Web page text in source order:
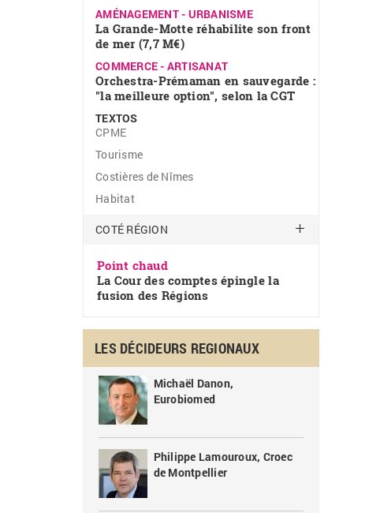
AMÉNAGEMENT - URBANISME
La Grande-Motte réhabilite son front
de mer (7,7 M€)
COMMERCE - ARTISANAT
Orchestra-Prémaman en sauvegarde :
"la meilleure option", selon la CGT
TEXTOS
CPME
Tourisme
Costières de Nîmes
Habitat
COTÉ RÉGION
Point chaud
La Cour des comptes épingle la
fusion des Régions
LES DÉCIDEURS REGIONAUX
Michaël Danon,
Eurobiomed
Philippe Lamouroux, Croec
de Montpellier